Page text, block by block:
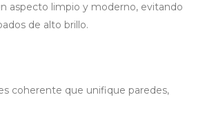
aspecto limpio y moderno, evitando
de alto brillo.
coherente que unifique paredes,